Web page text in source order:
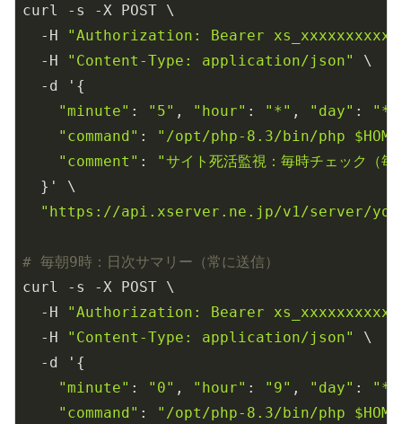
curl -s -X POST \
  -H
"Authorization: Bearer xs_xxxxxxxxxx"
  -H
"Content-Type: application/json"
\
  -d '{
"minute" : "5" , "hour" : "*" , "day" : "*"
"command" :
"/opt/php-8.3/bin/php
"comment" :
"サイト死活監視：毎時チェック（
  }' \
"https://api.xserver.ne.jp/v1/server/
# 毎朝9時：日次サマリー（常に送信）
curl -s -X POST \
  -H
"Authorization: Bearer xs_xxxxxxxxxx"
  -H
"Content-Type: application/json"
\
  -d '{
"minute" : "0" , "hour" : "9" , "day" : "*"
"command" : "/opt/php-8.3/bin/php